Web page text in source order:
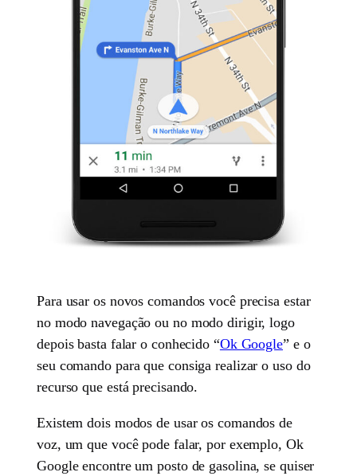
Para usar os novos comandos você precisa estar
no modo navegação ou no modo dirigir, logo
depois basta falar o conhecido “Ok Google” e o
seu comando para que consiga realizar o uso do
recurso que está precisando.
Existem dois modos de usar os comandos de
voz, um que você pode falar, por exemplo, Ok
Google encontre um posto de gasolina, se quiser